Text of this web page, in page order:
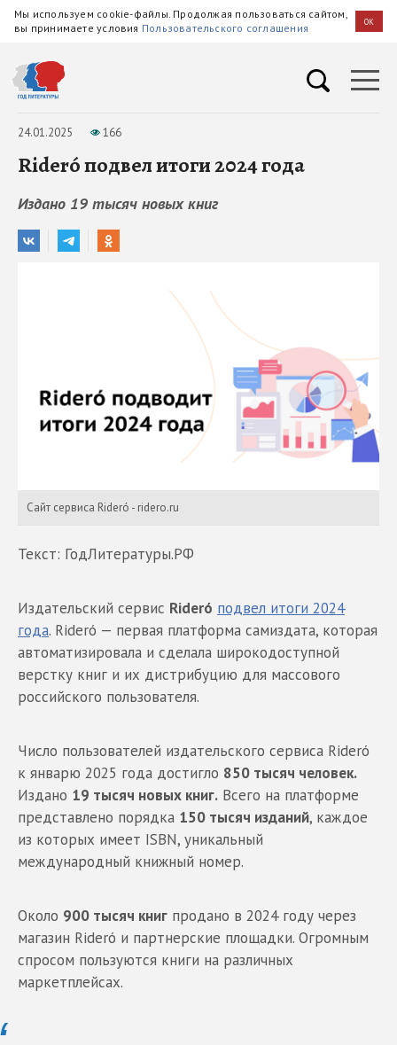
Мы используем cookie-файлы. Продолжая пользоваться сайтом,
вы принимаете условия Пользовательского соглашения OK
24.01.2025 166
Rideró подвел итоги 2024 года
Издано 19 тысяч новых книг
Сайт сервиса Rideró - ridero.ru
Текст: ГодЛитературы.РФ
Издательский сервис Rideró подвел итоги 2024
года. Rideró — первая платформа самиздата, которая
автоматизировала и сделала широкодоступной
верстку книг и их дистрибуцию для массового
российского пользователя.
Число пользователей издательского сервиса Rideró
к январю 2025 года достигло 850 тысяч человек.
Издано 19 тысяч новых книг. Всего на платформе
представлено порядка 150 тысяч изданий, каждое
из которых имеет ISBN, уникальный
международный книжный номер.
Около 900 тысяч книг продано в 2024 году через
магазин Rideró и партнерские площадки. Огромным
спросом пользуются книги на различных
маркетплейсах.